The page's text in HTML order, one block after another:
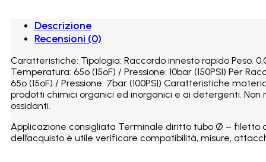
Descrizione
Recensioni (0)
Caratteristiche: Tipologia: Raccordo innesto rapido Peso.
Temperatura: 65º (15ºF) / Pressione: 10bar (150PSI) Per
65º (15ºF) / Pressione: 7bar (100PSI) Caratteristiche
prodotti chimici organici ed inorganici e ai detergenti.
ossidanti.
Applicazione consigliata Terminale diritto tubo Ø – filetto
dell’acquisto è utile verificare compatibilità, misure,